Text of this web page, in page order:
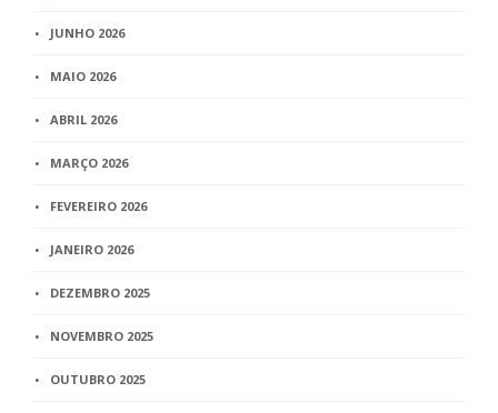
JUNHO 2026
MAIO 2026
ABRIL 2026
MARÇO 2026
FEVEREIRO 2026
JANEIRO 2026
DEZEMBRO 2025
NOVEMBRO 2025
OUTUBRO 2025